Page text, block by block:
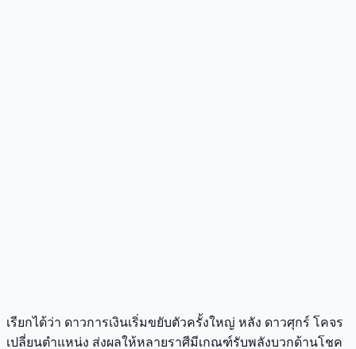
เรียกได้ว่า ดาวการเงินเริ่มขยับตัวครั้งใหญ่ หลัง ดาวศุกร์ โคจร
เปลี่ยนตำแหน่ง ส่งผลให้หลายราศีมีเกณฑ์รับพลังบวกด้านโชค